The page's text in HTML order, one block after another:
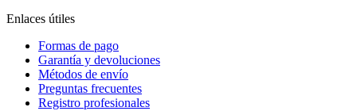
Enlaces útiles
Formas de pago
Garantía y devoluciones
Métodos de envío
Preguntas frecuentes
Registro profesionales